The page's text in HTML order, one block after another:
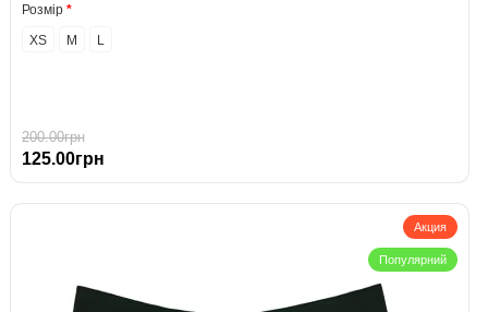
Розмір
XS
M L
200.00грн
125.00грн
Акция
Популярний